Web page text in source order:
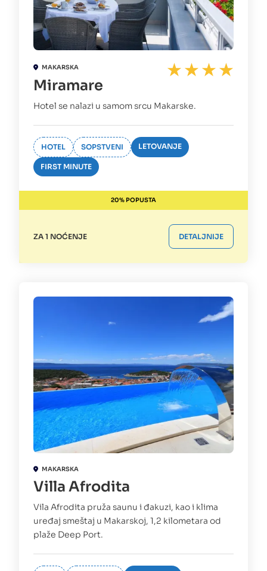
MAKARSKA
Miramare
Hotel se nalazi u samom srcu Makarske.
HOTEL SOPSTVENI LETOVANJE
FIRST MINUTE
20% POPUSTA
ZA 1 NOĆENJE DETALJNIJE
MAKARSKA
Villa Afrodita
Vila Afrodita pruža saunu i đakuzi, kao i klima
uređaj smeštaj u Makarskoj, 1,2 kilometara od
plaže Deep Port.